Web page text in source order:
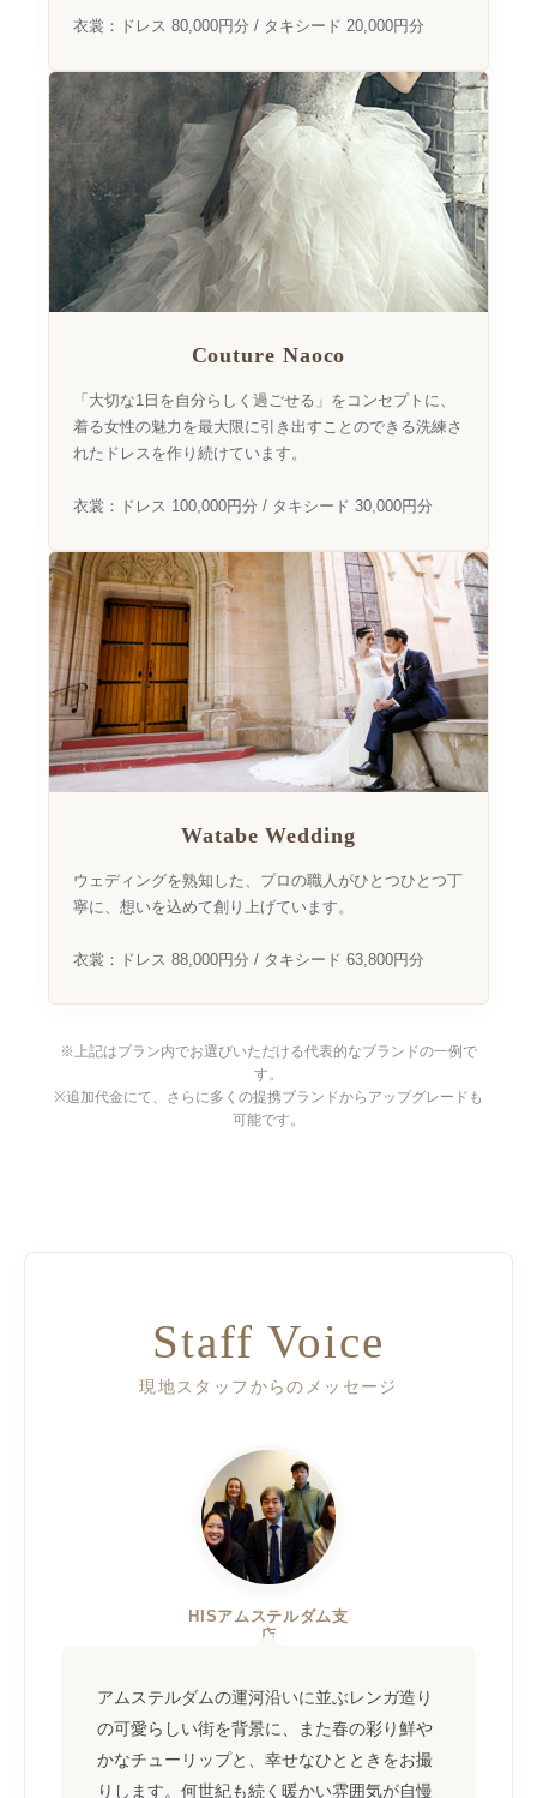
衣裳：ドレス 80,000円分 / タキシード 20,000円分
Couture Naoco
「大切な1日を自分らしく過ごせる」をコンセプトに、
着る女性の魅力を最大限に引き出すことのできる洗練さ
れたドレスを作り続けています。
衣裳：ドレス 100,000円分 / タキシード 30,000円分
Watabe Wedding
ウェディングを熟知した、プロの職人がひとつひとつ丁
寧に、想いを込めて創り上げています。
衣裳：ドレス 88,000円分 / タキシード 63,800円分
※上記はプラン内でお選びいただける代表的なブランドの一例で
す。
※追加代金にて、さらに多くの提携ブランドからアップグレードも
可能です。
Staff Voice
現地スタッフからのメッセージ
HISアムステルダム支
店
アムステルダムの運河沿いに並ぶレンガ造り
の可愛らしい街を背景に、また春の彩り鮮や
かなチューリップと、幸せなひとときをお撮
りします。何世紀も続く暖かい雰囲気が自慢